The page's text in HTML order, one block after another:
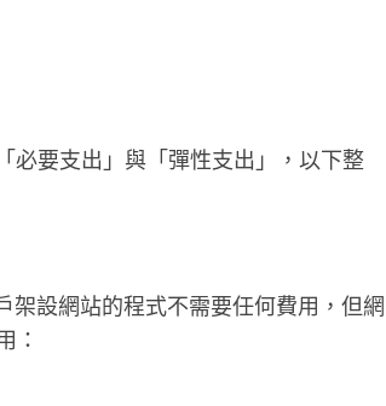
必要支出」與「彈性支出」，以下整
架設網站的程式不需要任何費用，但網
：